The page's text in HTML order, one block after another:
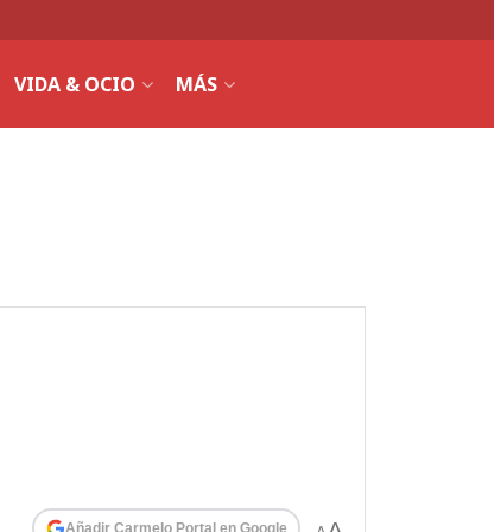
VIDA & OCIO MÁS
Añadir Carmelo Portal en Google